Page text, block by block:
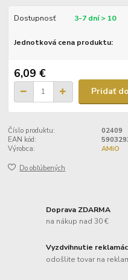
Dostupnosť 3-7 dní > 10
Jednotková cena produktu:
6,09 €
Pridať
Číslo produktu:
02409
EAN kód:
Výrobca:
AMiO
Do obľúbených
Doprava ZDARMA
na nákup nad 30 €
Vyzdvihnutie
odošlite tovar na